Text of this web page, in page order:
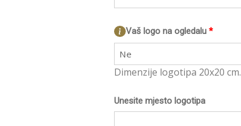
*
Vaš logo na ogledalu
Ne
Dimenzije logotipa 20x20 cm.
Unesite mjesto logotipa